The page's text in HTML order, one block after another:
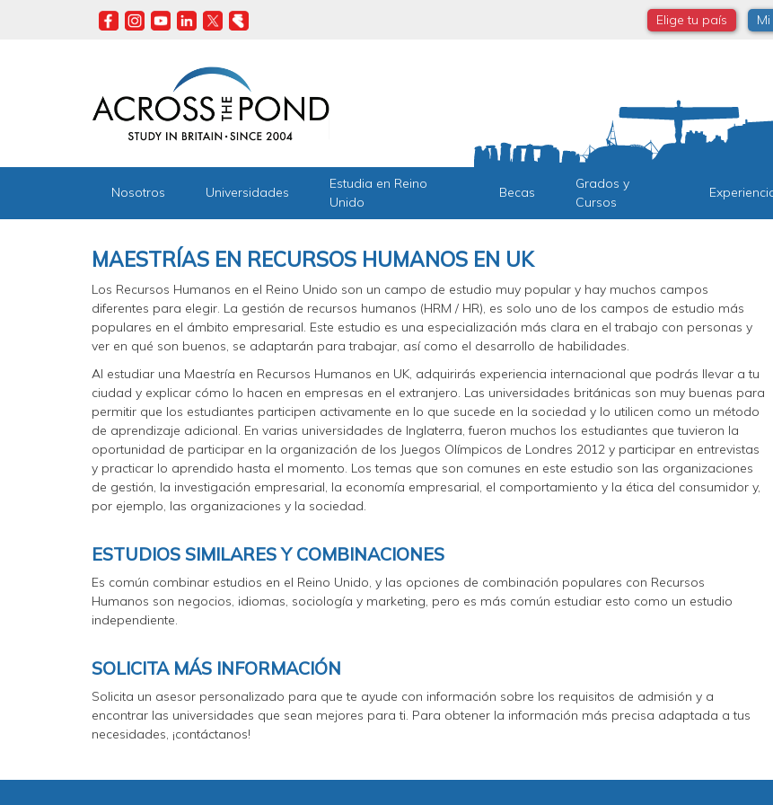
Elige tu país
Nosotros Universidades
Estudia en Reino
Unido
Becas
Grados y
Cursos
MAESTRÍAS EN RECURSOS HUMANOS EN UK
Los Recursos Humanos en el Reino Unido son un campo de estudio muy popular y hay muchos campos
diferentes para elegir. La gestión de recursos humanos (HRM / HR), es solo uno de los campos de estudio más
populares en el ámbito empresarial. Este estudio es una especialización más clara en el trabajo con personas y
ver en qué son buenos, se adaptarán para trabajar, así como el desarrollo de habilidades.
Al estudiar una Maestría en Recursos Humanos en UK, adquirirás experiencia internacional que podrás llevar a tu
ciudad y explicar cómo lo hacen en empresas en el extranjero. Las universidades británicas son muy buenas para
permitir que los estudiantes participen activamente en lo que sucede en la sociedad y lo utilicen como un método
de aprendizaje adicional. En varias universidades de Inglaterra, fueron muchos los estudiantes que tuvieron la
oportunidad de participar en la organización de los Juegos Olímpicos de Londres 2012 y participar en entrevistas
y practicar lo aprendido hasta el momento. Los temas que son comunes en este estudio son las organizaciones
de gestión, la investigación empresarial, la economía empresarial, el comportamiento y la ética del consumidor y,
por ejemplo, las organizaciones y la sociedad.
ESTUDIOS SIMILARES Y COMBINACIONES
Es común combinar estudios en el Reino Unido, y las opciones de combinación populares con Recursos
Humanos son negocios, idiomas, sociología y marketing, pero es más común estudiar esto como un estudio
independiente.
SOLICITA MÁS INFORMACIÓN
Solicita un asesor personalizado para que te ayude con información sobre los requisitos de admisión y a
encontrar las universidades que sean mejores para ti. Para obtener la información más precisa adaptada a tus
necesidades, ¡contáctanos!